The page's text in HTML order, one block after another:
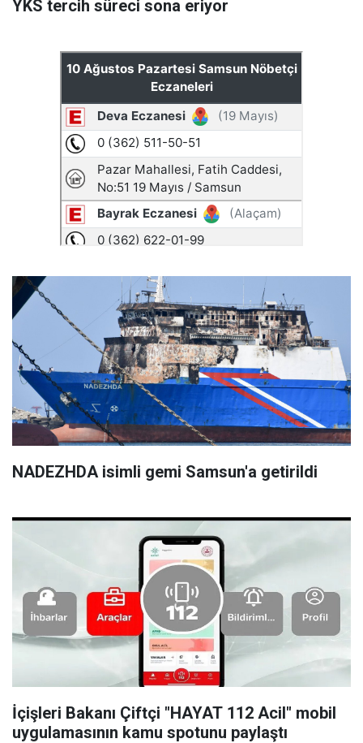
YKS tercih süreci sona eriyor
NADEZHDA isimli gemi Samsun'a getirildi
İçişleri Bakanı Çiftçi "HAYAT 112 Acil" mobil
uygulamasının kamu spotunu paylaştı